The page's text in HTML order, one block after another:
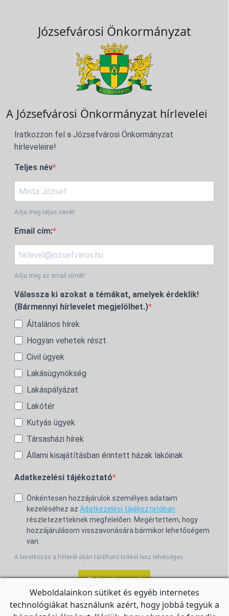
Józsefvárosi Önkormányzat
A Józsefvárosi Önkormányzat hírlevelei
Iratkozzon fel a Józsefvárosi Önkormányzat
hírleveleire!
Teljes név
Adja meg teljes nevét!
Email cím:
Adja meg az email címét!
Válassza ki azokat a témákat, amelyek érdeklik!
(Bármennyi hírlevelet megjelölhet.)
Általános hírek
Hogyan vehetek részt
Civil ügyek
Lakásügynökség
Lakáspályázat
Lakótér
Kutyás ügyek
Társasházi hírek
Állami kisajátításban érintett házak lakóinak
Adatkezelési tájékoztató
Önkéntesen hozzájárulok személyes adataim
kezeléséhez az Adatkezelési tájékoztatóban
részletezetteknek megfelelően. Megértettem, hogy
hozzájárulásom visszavonására bármikor lehetőségem
van.
A leiratkozás a hírlevél alján található linkkel lesz lehetséges.
Feliratkozom!
Weboldalainkon sütiket és egyéb internetes
technológiákat használunk azért, hogy jobbá tegyük a